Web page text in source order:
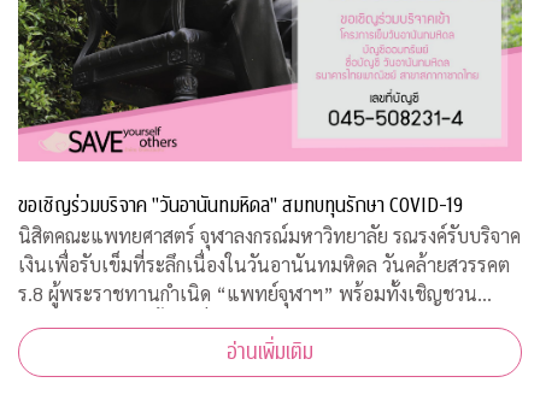
ขอเชิญร่วมบริจาค "วันอานันทมหิดล" สมทบทุนรักษา COVID-19
นิสิตคณะแพทยศาสตร์ จุฬาลงกรณ์มหาวิทยาลัย รณรงค์รับบริจาค
เงินเพื่อรับเข็มที่ระลึกเนื่องในวันอานันทมหิดล วันคล้ายสวรรคต
ร.8 ผู้พระราชทานกำเนิด “แพทย์จุฬาฯ” พร้อมทั้งเชิญชวน
ประชาชนสั่งจองเสื้อยืดที่ระลึก รายได้สมทบทุนโครงการป้องกัน
และรักษา COVID-19
อ่านเพิ่มเติม